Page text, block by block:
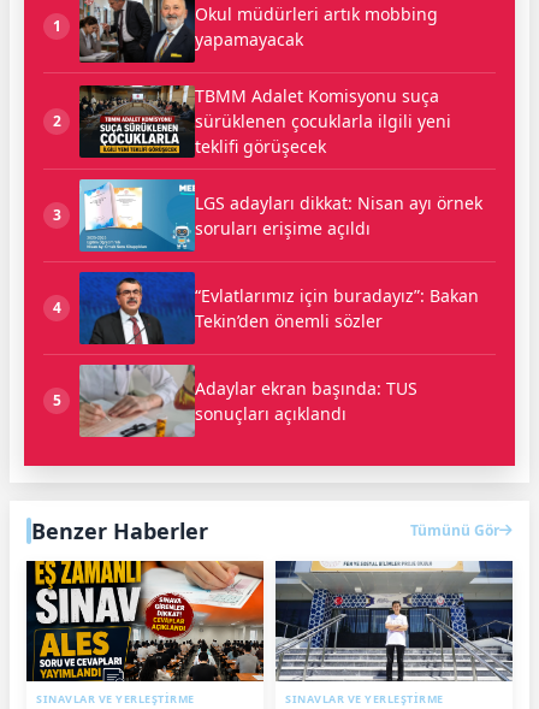
1
Okul müdürleri artık mobbing
yapamayacak
2
TBMM Adalet Komisyonu suça
sürüklenen çocuklarla ilgili yeni
teklifi görüşecek
3
LGS adayları dikkat: Nisan ayı örnek
soruları erişime açıldı
4
“Evlatlarımız için buradayız”: Bakan
Tekin’den önemli sözler
5
Adaylar ekran başında: TUS
sonuçları açıklandı
Benzer Haberler Tümünü Gör
SINAVLAR VE YERLEŞTİRME SINAVLAR VE YERLEŞTİRME